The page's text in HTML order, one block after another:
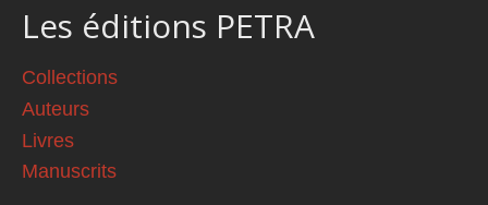
Les éditions PETRA
Collections
Auteurs
Livres
Manuscrits